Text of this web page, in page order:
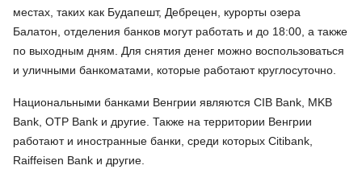
местах, таких как Будапешт, Дебрецен, курорты озера
Балатон, отделения банков могут работать и до 18:00, а также
по выходным дням. Для снятия денег можно воспользоваться
и уличными банкоматами, которые работают круглосуточно.
Национальными банками Венгрии являются CIB Bank, MKB
Bank, OTP Bank и другие. Также на территории Венгрии
работают и иностранные банки, среди которых Citibank,
Raiffeisen Bank и другие.